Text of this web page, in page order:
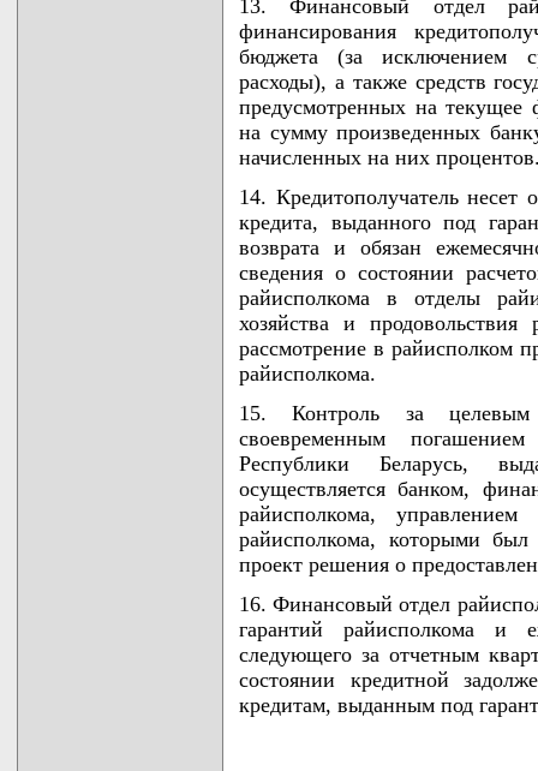
13. Финансовый отдел
финансирования
бюджета (за исключением
расходы), а также средств
предусмотренных на текущее
на сумму произведенных
начисленных на них
14. Кредитополучатель несет
кредита, выданного под
возврата и обязан
сведения о состоянии
райисполкома в отделы
хозяйства и
рассмотрение в райисполком
райисполкома.
15. Контроль за целевым
своевременным
Республики Беларусь,
осуществляется банком,
райисполкома, управлением
райисполкома, которыми
проект решения о
16. Финансовый отдел
гарантий райисполкома и
следующего за отчетным
состоянии кредитной
кредитам, выданным под